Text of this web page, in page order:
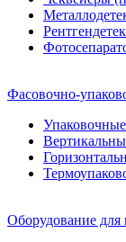
Фасовочно-
Оборудование